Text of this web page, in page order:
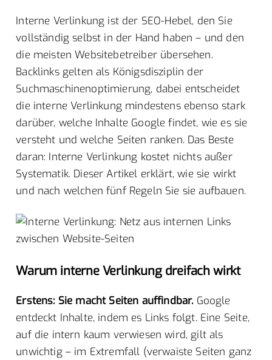
Interne Verlinkung ist der SEO-Hebel, den Sie
vollständig selbst in der Hand haben – und den
die meisten Websitebetreiber übersehen.
Backlinks gelten als Königsdisziplin der
Suchmaschinenoptimierung, dabei entscheidet
die interne Verlinkung mindestens ebenso stark
darüber, welche Inhalte Google findet, wie es sie
versteht und welche Seiten ranken. Das Beste
daran: Interne Verlinkung kostet nichts außer
Systematik. Dieser Artikel erklärt, wie sie wirkt
und nach welchen fünf Regeln Sie sie aufbauen.
Warum interne Verlinkung dreifach wirkt
Erstens: Sie macht Seiten auffindbar. Google
entdeckt Inhalte, indem es Links folgt. Eine Seite,
auf die intern kaum verwiesen wird, gilt als
unwichtig – im Extremfall (verwaiste Seiten ganz